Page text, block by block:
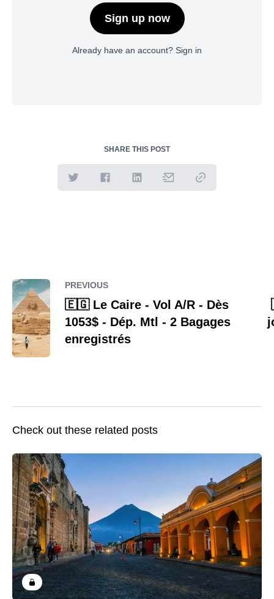
Sign up now
Already have an account? Sign in
SHARE THIS POST
PREVIOUS
🇪🇬 Le Caire - Vol A/R - Dès
1053$ - Dép. Mtl - 2 Bagages
enregistrés
Check out these related posts